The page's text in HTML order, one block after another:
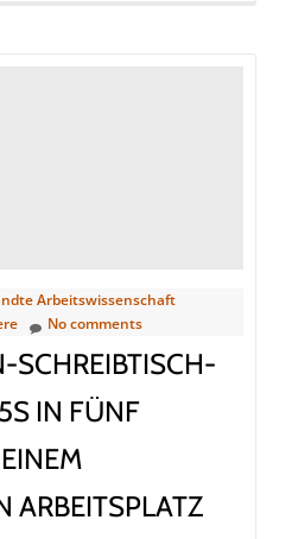
die
marktgerechte
Vergütung
steht
bei
den
Beschäftigungswünschen
hoch
Arbeitswissenschaft
No comments
SCHREIBTISCH-
IN FÜNF
ARBEITSPLATZ